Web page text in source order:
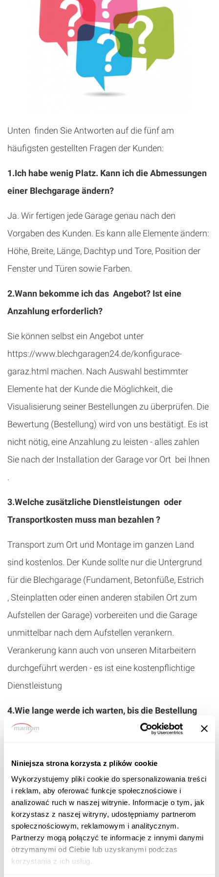
Niniejsza strona korzysta z plików cookie
Wykorzystujemy pliki cookie do spersonalizowania treści
i reklam, aby oferować funkcje społecznościowe i
analizować ruch w naszej witrynie. Informacje o tym, jak
korzystasz z naszej witryny, udostępniamy partnerom
społecznościowym, reklamowym i analitycznym.
Partnerzy mogą połączyć te informacje z innymi danymi
otrzymanymi od Ciebie lub uzyskanymi podczas
korzystania z ich usług.
Unten finden Sie Antworten auf die fünf am
häufigsten gestellten Fragen der Kunden:
1.Ich habe wenig Platz. Kann ich die Abmessungen
einer Blechgarage ändern?
Ja. Wir fertigen jede Garage genau nach den
Vorgaben des Kunden. Es kann alle Elemente ändern:
Höhe, Breite, Länge, Dachtyp und Tore, Position der
Fenster und Türen sowie Farben.
2.Wann bekomme ich das Angebot? Ist eine
Anzahlung erforderlich?
Sie können selbst ein Angebot unter
https://www.blechgaragen24.de/konfigurace-
garaz.html machen. Nach Auswahl bestimmter
Elemente hat der Kunde die Möglichkeit, die
Visualisierung seiner Bestellungen zu überprüfen. Die
Bewertung (Bestellung) wird von uns bestätigt. Es ist
nicht nötig, eine Anzahlung zu leisten - alles zahlen
Sie nach der Installation der Garage vor Ort bei Ihnen
.
3.Welche zusätzliche Dienstleistungen oder
Transportkosten muss man bezahlen ?
Transport zum Ort und Montage im ganzen Land
sind kostenlos. Der Kunde sollte nur die Untergrund
für die Blechgarage (Fundament, Betonfüße, Estrich
, Steinplatten oder einen anderen stabilen Ort zum
Aufstellen der Garage) vorbereiten und die Garage
unmittelbar nach dem Aufstellen verankern.
Verankerung kann auch von unseren Mitarbeitern
durchgeführt werden - es ist eine kostenpflichtige
Dienstleistung
4.Wie lange werde ich warten, bis die Bestellung
abgeschlossen ist?
herstellen. Bei der Bestellung eine Blechgarage
gemäß individueller Spezifikation kann diese Zeit
länger sein. In der Regel ist die Garage in etwa zwei
Wochen fertig, in Ausnahmesituationen kann es
passieren, dass sie eine Woche länger warten
mussen .